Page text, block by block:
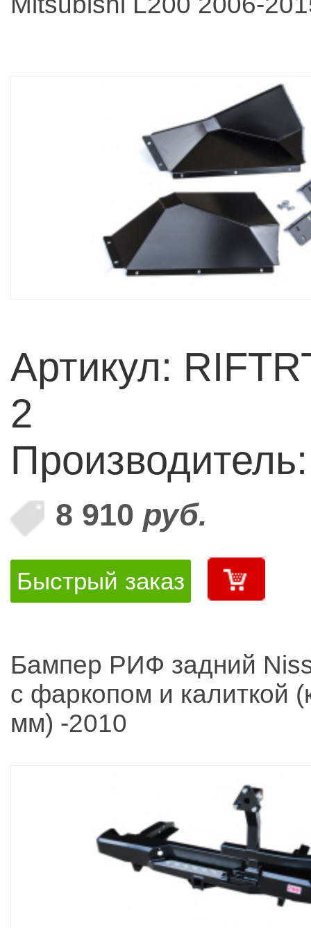
Артикул:
2
8 910 руб.
Быстрый заказ
Бампер РИФ задний
с фаркопом и калиткой
мм) -2010